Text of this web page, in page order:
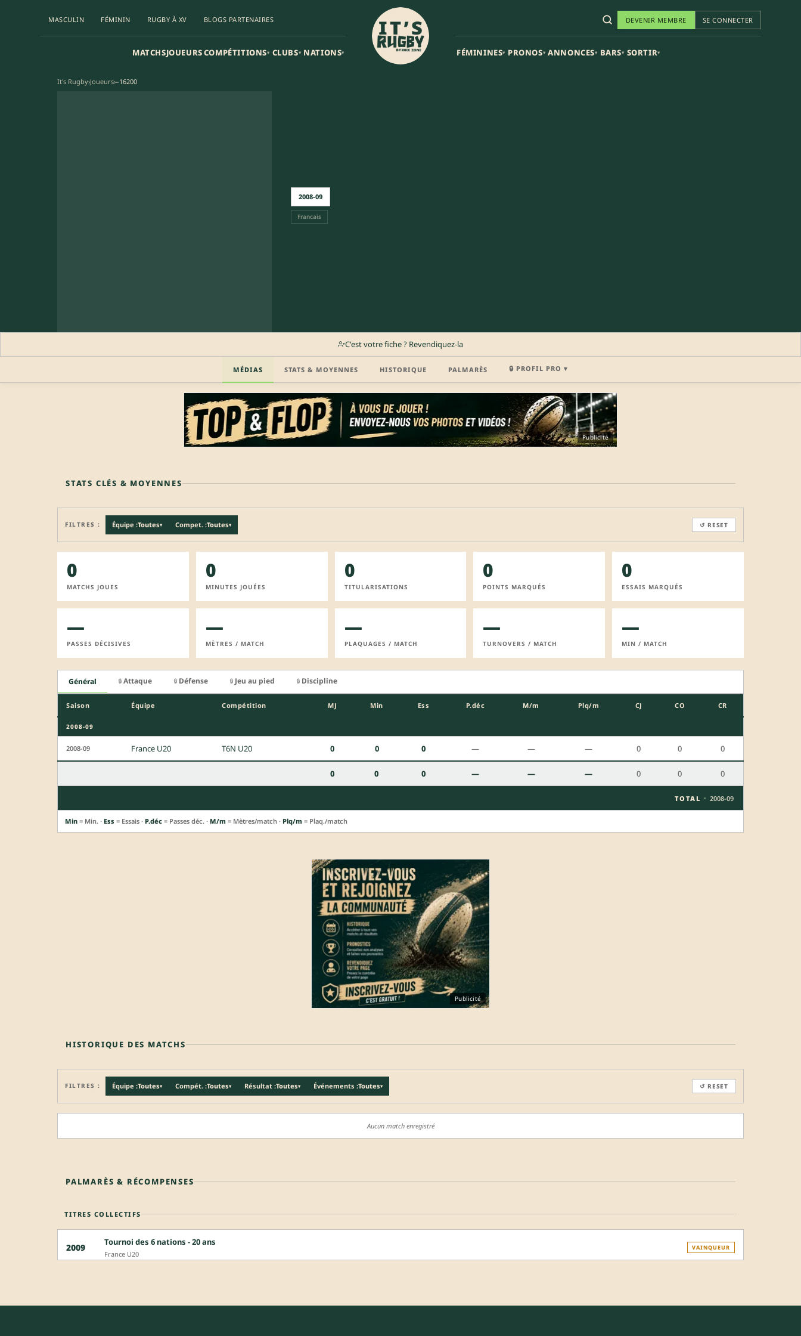
MASCULIN FÉMININ RUGBY À XV BLOGS PARTENAIRES
MATCHSJOUEURSCOMPÉTITIONS▾ CLUBS▾ NATIONS▾
DEVENIR MEMBRE SE CONNECTER
FÉMININES▾ PRONOS▾ ANNONCES▾ BARS▾ SORTIR▾
It's Rugby›Joueurs›–16200
2008-09
Francais
C'est votre fiche ? Revendiquez-la
MÉDIAS STATS & MOYENNES HISTORIQUE PALMARÈS 🔒 PROFIL PRO ▾
Profil pro · Réservé aux clubs REJOINDRE LA COMMUNAUTÉ
Publicité
STATS CLÉS & MOYENNES
FILTRES : Équipe :Toutes▾ Compet. :Toutes▾ ↺ RESET
0
MATCHS JOUES
0
MINUTES JOUÉES
0
TITULARISATIONS
0
POINTS MARQUÉS
0
ESSAIS MARQUÉS
—
PASSES DÉCISIVES
—
MÈTRES / MATCH
—
PLAQUAGES / MATCH
—
TURNOVERS / MATCH
—
MIN / MATCH
Général 🔒 Attaque 🔒 Défense 🔒 Jeu au pied 🔒 Discipline
Saison Équipe Compétition MJ Min Ess P.déc M/m Plq/m CJ CO CR
2008-09
2008-09 France U20 T6N U20 0 0 0 — — — 0 0 0
0 0 0 — — — 0 0 0
TOTAL · 2008-09
Min = Min. · Ess = Essais · P.déc = Passes déc. · M/m = Mètres/match · Plq/m = Plaq./match
Publicité
HISTORIQUE DES MATCHS
FILTRES : Équipe :Toutes▾ Compét. :Toutes▾ Résultat :Toutes▾ Événements :Toutes▾ ↺ RESET
Aucun match enregistré
PALMARÈS & RÉCOMPENSES
TITRES COLLECTIFS
2009 Tournoi des 6 nations - 20 ans
France U20
VAINQUEUR